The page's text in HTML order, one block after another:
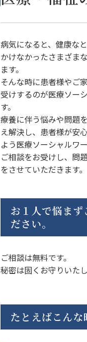
病気になると、健康な
かけなかったさまざま
ます。
そんな時に患者様やご
受けするのが医療ソー
す。
療養に伴う悩みや問題
え解決し、患者様が安
よう医療ソーシャルワ
ご相談をお受けし、問
をさせていただきます。
お１人で悩まず
ださい。
ご相談は無料です。
秘密は固くお守りいたし
たとえばこんな